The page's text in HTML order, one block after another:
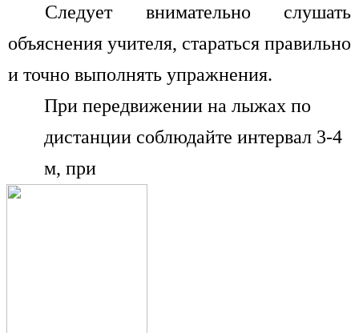
Следует внимательно слушать
объяснения учителя, стараться правильно
и точно выполнять упражнения.
При передвижении на лыжах по
дистанции соблюдайте интервал 3-4
м, при